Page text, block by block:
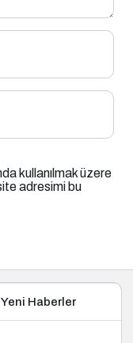
kullanılmak üzere
adresimi bu
Yeni Haberler